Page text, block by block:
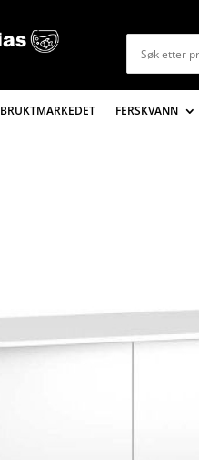
BRUKTMARKEDET FERSKVANN